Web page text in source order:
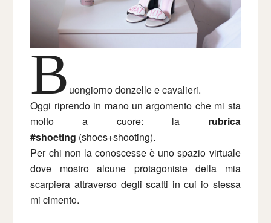
B uongiorno donzelle e cavalieri.
Oggi riprendo in mano un argomento che mi sta
molto a cuore: la rubrica
#shoeting (shoes+shooting).
Per chi non la conoscesse è uno spazio virtuale
dove mostro alcune protagoniste della mia
scarpiera attraverso degli scatti in cui io stessa
mi cimento.